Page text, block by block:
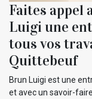
Faites appel
Luigi une
tous vos
Quittebeuf
Brun Luigi est une
et avec un savoir-